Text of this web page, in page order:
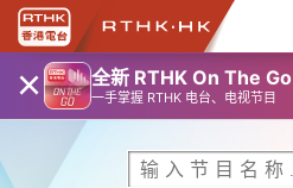
× 全新 RTHK On The Go
一手掌握 RTHK 电台、电视节目